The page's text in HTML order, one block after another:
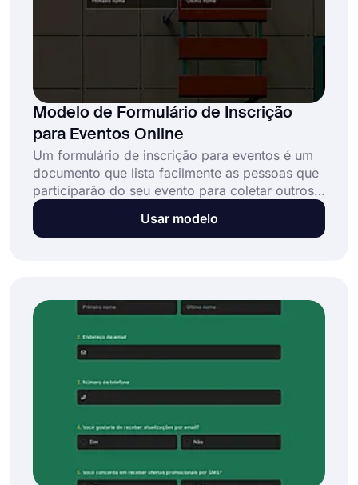
Modelo de Formulário de Inscrição
para Eventos Online
Um formulário de inscrição para eventos é um
documento que lista facilmente as pessoas que
participarão do seu evento para coletar outros
detalhes necessários. Este modelo de
formulário de inscrição para eventos online
Usar modelo